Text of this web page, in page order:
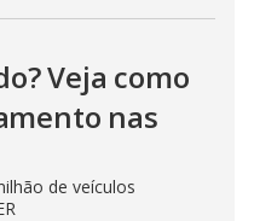
Veja como
nas
de veículos